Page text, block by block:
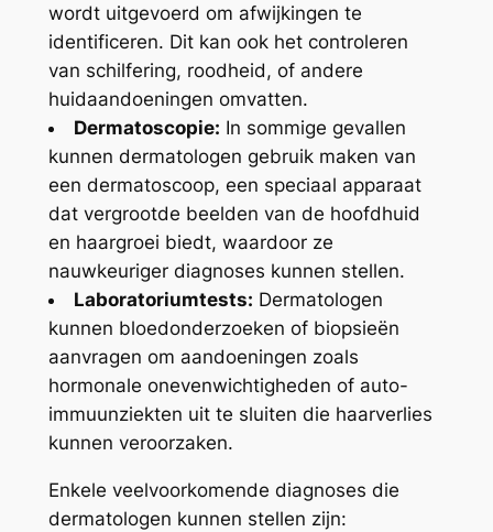
wordt uitgevoerd om afwijkingen te
identificeren. Dit kan ook het controleren
van schilfering, roodheid, of andere
huidaandoeningen omvatten.
Dermatoscopie: In sommige gevallen
kunnen dermatologen gebruik maken van
een dermatoscoop, een speciaal apparaat
dat vergrootde beelden van de hoofdhuid
en haargroei biedt, waardoor ze
nauwkeuriger diagnoses kunnen stellen.
Laboratoriumtests: Dermatologen
kunnen bloedonderzoeken of biopsieën
aanvragen om aandoeningen zoals
hormonale onevenwichtigheden of auto-
immuunziekten uit te sluiten die haarverlies
kunnen veroorzaken.
Enkele veelvoorkomende diagnoses die
dermatologen kunnen stellen zijn: